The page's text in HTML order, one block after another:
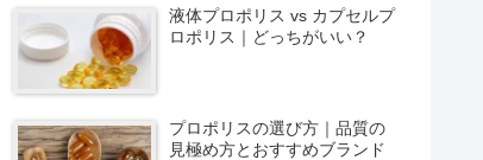
液体プロポリス vs カプセルプ
ロポリス｜どっちがいい？
プロポリスの選び方｜品質の
見極め方とおすすめブランド